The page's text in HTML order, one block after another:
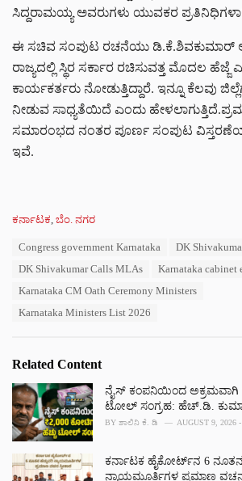
ಸಿದ್ದರಾಮಯ್ಯ ಅವರುಗಳು ಯುವಕರ
ಈ ಸಚಿವ ಸಂಪುಟ ರಚನೆಯು ಡಿ.ಕೆ.ಶಿವಕುಮಾರ್
ರಾಜ್ಯದಲ್ಲಿ ಸ್ಥಿರ ಸರ್ಕಾರ ರಚಿಸುವತ್ತ ಮೊದಲ ಹೆಜ್ಜೆ
ಕಾರ್ಯಕರ್ತರು ನೋಡುತ್ತಿದ್ದಾರೆ. ಇನ್ನೂ ಕೆಲವು
ನೀಡುವ ಸಾಧ್ಯತೆಯಿದೆ ಎಂದು
ಸಮಾರಂಭದ ನಂತರ ಪೂರ್ಣ ಸಂಪುಟ
ಇವೆ.
C
:
ಕರ್ನಾಟಕ, ಬೆಂ. ನಗರ
Congress government Karnataka
DK
DK Shivakumar Calls MLAs
Karnataka cabinet
Karnataka CM Oath Ceremony Ministers
Karnataka Ministers List 2026
Related Content
ನೈಸ್ ಕಂಪನಿಯಿಂದ ಅಕ್ರಮವಾಗಿ
ಟೋಲ್ ಸಂಗ್ರಹ: ಹೆಚ್.ಡಿ.
BY ಶಾಲಿನಿ ಕೆ. ಡಿ AUGUST 9, 2026
ಕರ್ನಾಟಕ ಹೈಕೋರ್ಟ್‌ನ 6 ನೂತನ
ನ್ಯಾಯಮೂರ್ತಿಗಳ ಪ್ರಮಾಣ ವಚನ